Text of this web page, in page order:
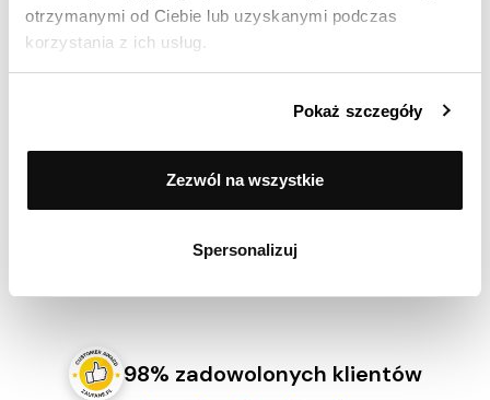
otrzymanymi od Ciebie lub uzyskanymi podczas
korzystania z ich usług.
Pokaż szczegóły
Zezwól na wszystkie
Spersonalizuj
Patelnie
ceramiczna,
indukcyjna
EAN 5904158106452
98% zadowolonych klientów